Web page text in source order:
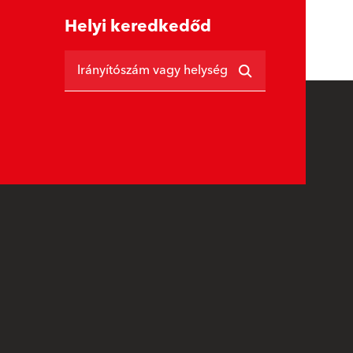
Helyi keredkedőd
Irányítószám vagy helység